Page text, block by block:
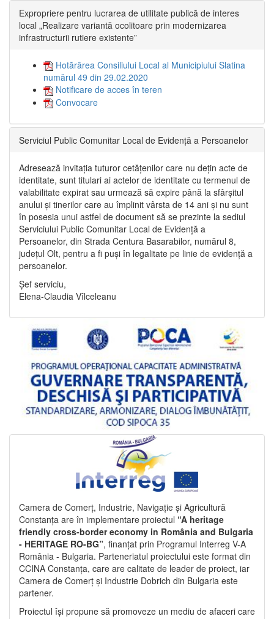
Expropriere pentru lucrarea de utilitate publică de interes
local „Realizare variantă ocolitoare prin modernizarea
infrastructurii rutiere existente”
Hotărârea Consiliului Local al Municipiului Slatina
numărul 49 din 29.02.2020
Notificare de acces în teren
Convocare
Serviciul Public Comunitar Local de Evidență a Persoanelor
Adresează invitația tuturor cetățenilor care nu dețin acte de
identitate, sunt titulari ai actelor de identitate cu termenul de
valabilitate expirat sau urmează să expire până la sfârșitul
anului și tinerilor care au împlinit vârsta de 14 ani și nu sunt
în posesia unui astfel de document să se prezinte la sediul
Serviciului Public Comunitar Local de Evidență a
Persoanelor, din Strada Centura Basarabilor, numărul 8,
județul Olt, pentru a fi puși în legalitate pe linie de evidență a
persoanelor.
Șef serviciu,
Elena-Claudia Vîlceleanu
Camera de Comerț, Industrie, Navigație și Agricultură
Constanța are în implementare proiectul “A heritage
friendly cross-border economy in România and Bulgaria
- HERITAGE RO-BG”, finanțat prin Programul Interreg V-A
România - Bulgaria. Parteneriatul proiectului este format din
CCINA Constanța, care are calitate de leader de proiect, iar
Camera de Comerț și Industrie Dobrich din Bulgaria este
partener.
Proiectul își propune să promoveze un mediu de afaceri care